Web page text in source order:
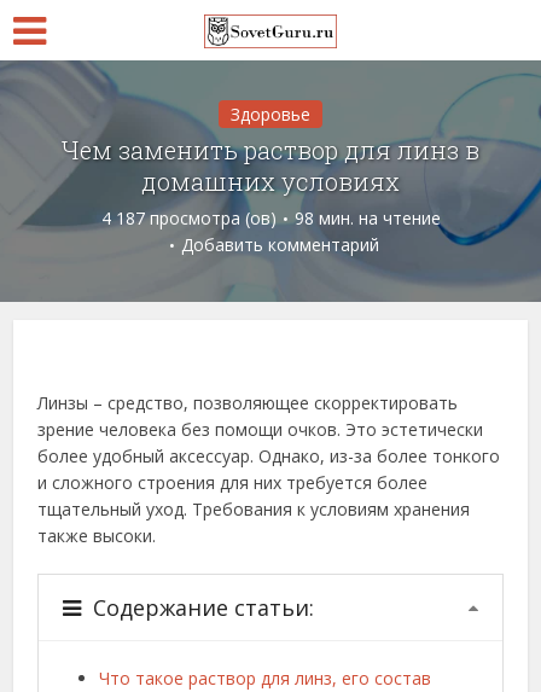
Здоровье
Чем заменить раствор для линз в
домашних условиях
4 187 просмотра (ов)
98 мин. на чтение
Добавить комментарий
Линзы – средство, позволяющее скорректировать
зрение человека без помощи очков. Это эстетически
более удобный аксессуар. Однако, из-за более тонкого
и сложного строения для них требуется более
тщательный уход. Требования к условиям хранения
также высоки.
Содержание статьи:
Что такое раствор для линз, его состав